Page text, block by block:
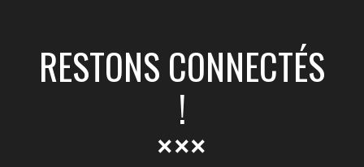
RESTONS CONNECTÉS
!